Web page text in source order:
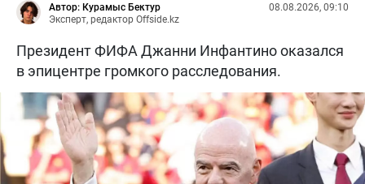
Автор: Курамыс Бектур
Эксперт, редактор Offside.kz
08.08.2026, 09:10
Президент ФИФА Джанни Инфантино оказался
в эпицентре громкого расследования.